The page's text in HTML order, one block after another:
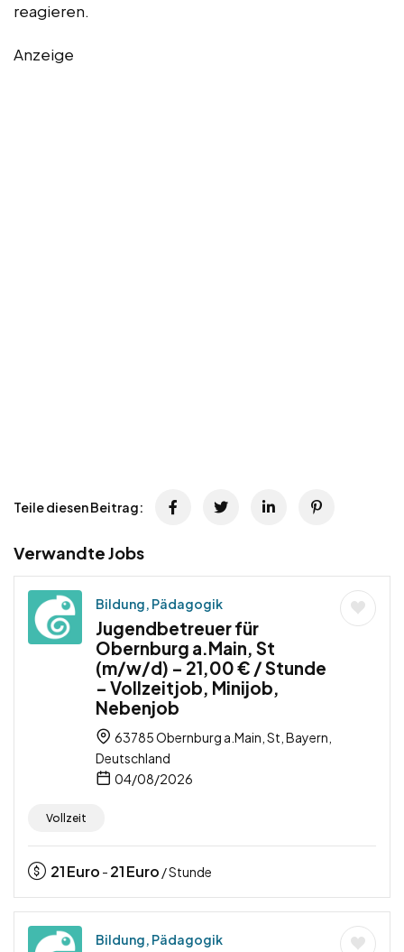
reagieren.
Anzeige
Teile diesen Beitrag:
Verwandte Jobs
Bildung, Pädagogik
Jugendbetreuer für
Obernburg a.Main, St
(m/w/d) – 21,00 € / Stunde
– Vollzeitjob, Minijob,
Nebenjob
63785 Obernburg a.Main, St, Bayern,
Deutschland
04/08/2026
Vollzeit
21Euro - 21Euro / Stunde
Bildung, Pädagogik